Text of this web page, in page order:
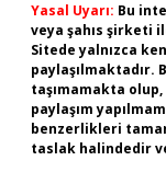
Yasal Uyarı: Bu
veya şahıs şirketi
Sitede yalnızca
taşımamakta
paylaşım
benzerlikleri
taslak halindedir